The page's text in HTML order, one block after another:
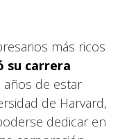
más ricos
su carrera
años de estar
de Harvard,
dedicar en